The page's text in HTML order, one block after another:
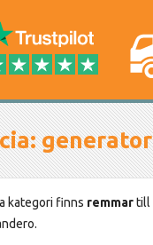
kategori finns remmartill